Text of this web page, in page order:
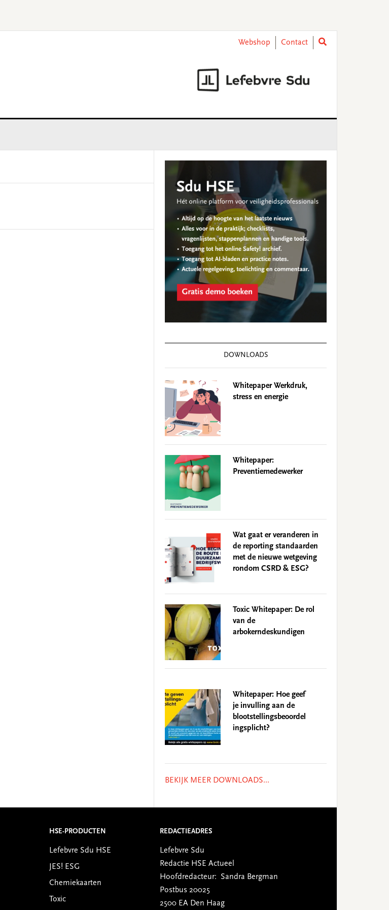
Webshop
Contact
Primary
Sidebar
DOWNLOADS
Whitepaper Werkdruk,
stress en energie
Whitepaper:
Preventiemedewerker
Wat gaat er veranderen in
de reporting standaarden
met de nieuwe wetgeving
rondom CSRD & ESG?
Toxic Whitepaper: De rol
van de
arbokerndeskundigen
Whitepaper: Hoe geef
je invulling aan de
blootstellingsbeoordel
ingsplicht?
BEKIJK MEER DOWNLOADS...
HSE-PRODUCTEN
Lefebvre Sdu HSE
JES! ESG
Chemiekaarten
Toxic
REDACTIEADRES
Lefebvre Sdu
Redactie HSE Actueel
Hoofdredacteur: Sandra Bergman
Postbus 20025
2500 EA Den Haag